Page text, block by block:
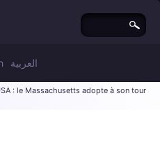
العربية
: le Massachusetts adopte à son tour